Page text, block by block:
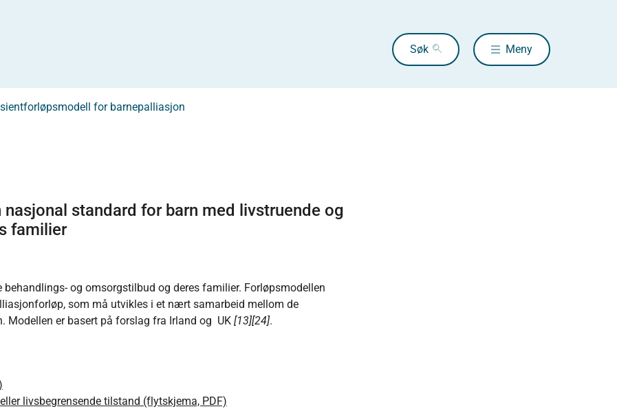
Søk Meny
for barnepalliasjon
standard for barn med livstruende og
familier
og omsorgstilbud og deres familier. Forløpsmodellen
som må utvikles i et nært samarbeid mellom de
Modellen er basert på forslag fra Irland og UK [13][24].
livsbegrensende tilstand (flytskjema, PDF)